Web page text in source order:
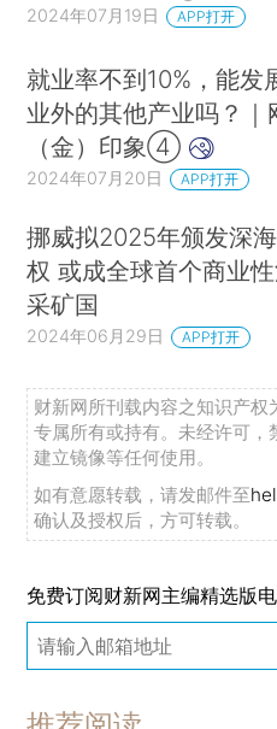
2024年07月19日 APP打开
就业率不到10%，能发
业外的其他产业吗？｜
（金）印象④
2024年07月20日 APP打开
挪威拟2025年颁发深
权 或成全球首个商业
采矿国
2024年06月29日 APP打开
财新网所刊载内容之知识产权
专属所有或持有。未经许可，
建立镜像等任何使用。
如有意愿转载，请发邮件至
确认及授权后，方可转载。
免费订阅财新网主编精选版